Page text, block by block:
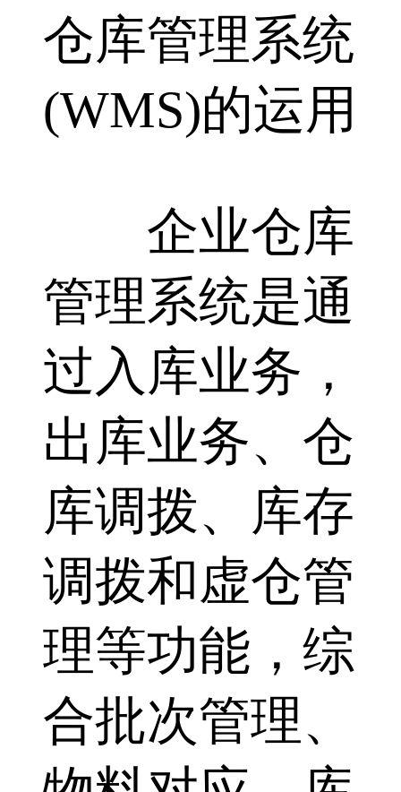
仓库管理系统
(WMS)的运用
企业仓库
管理系统是通
过入库业务，
出库业务、仓
库调拨、库存
调拨和虚仓管
理等功能，综
合批次管理、